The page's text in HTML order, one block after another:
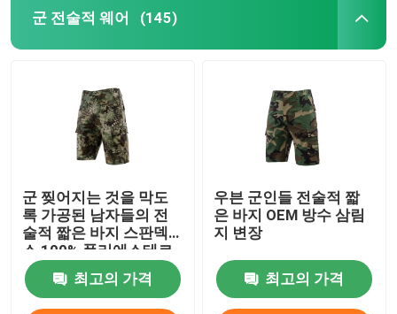
군 전술적 웨어 (145)
군 찢어지는 것을 막도
록 가공된 남자들의 전
술적 짧은 바지 스판덱
스 100% 폴리에스테르
최고의 가격
우븐 군인들 전술적 짧
은 바지 OEM 방수 삼림
지 변장
최고의 가격